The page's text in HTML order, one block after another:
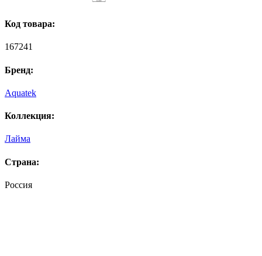
Код товара:
167241
Бренд:
Aquatek
Коллекция:
Лайма
Страна:
Россия